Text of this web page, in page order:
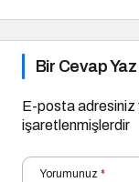
Bir Cevap Yaz
E-posta adresiniz
işaretlenmişlerdir
Yorumunuz *